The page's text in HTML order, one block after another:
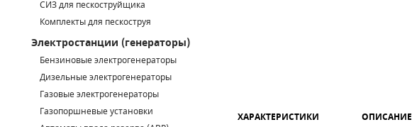
СИЗ для пескоструйщика
Комплекты для пескоструя
Электростанции (генераторы)
Бензиновые электрогенераторы
Дизельные электрогенераторы
Газовые электрогенераторы
Газопоршневые установки
ХАРАКТЕРИСТИКИ ОПИСАНИЕ
РЕЛЕ ДАВЛЕНИЯ ДЛЯ ДЛЯ КОМПРЕССОРОВ
ДАТЧИКИ
РУКАВА ВЫСОКОГО ДАВЛЕНИЯ (РВД)
ЗАПЧАСТИ ДЛЯ ВИНТОВЫХ КОМПРЕССОРОВ